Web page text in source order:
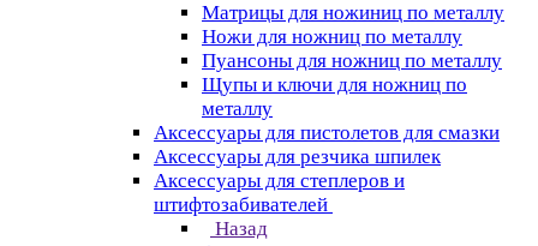
Матрицы для ножиниц по металлу
Ножи для ножниц по металлу
Пуансоны для ножниц по металлу
Щупы и ключи для ножниц по
металлу
Аксессуары для пистолетов для смазки
Аксессуары для резчика шпилек
Аксессуары для степлеров и
штифтозабивателей
Назад